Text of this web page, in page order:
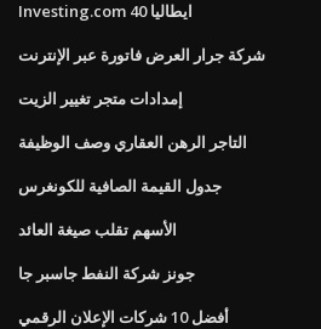
Investing.com ايطاليا 40
شركة جرار العرض فاتورة عبر الإنترنت
إمدادات متجر تغيير الزيت
التاجر الرهن العقاري وصف الوظيفة
جدول القيمة الصافية للكونغرس
الأسهم تقلب صيغة العائد
جونز شركة النفط جاسبر جا
أفضل 10 شركات الإعلان الرقمي